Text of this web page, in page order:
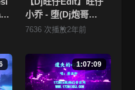
小乔 - 堕(Dj炮哥
ProgHouse Mix国语
7636 次播放2年前
1:07:09